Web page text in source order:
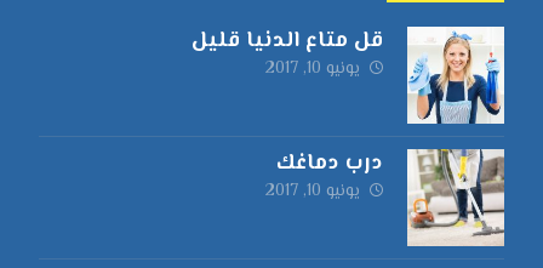
قل متاع الدنيا قليل
يونيو 10, 2017
درب دماغك
يونيو 10, 2017